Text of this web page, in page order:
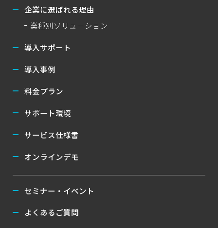
企業に選ばれる理由
業種別ソリューション
導入サポート
導入事例
料金プラン
サポート環境
サービス仕様書
オンラインデモ
セミナー・イベント
よくあるご質問